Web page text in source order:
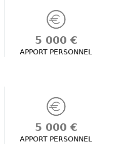
5 000 €
APPORT PERSONNEL
5 000 €
APPORT PERSONNEL